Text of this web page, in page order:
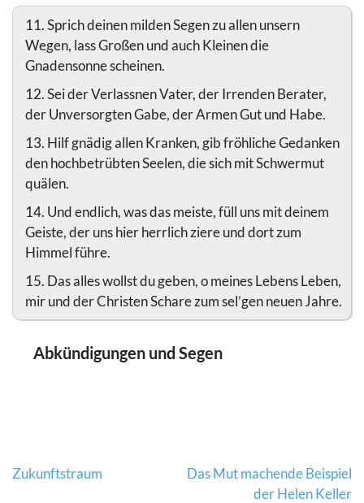
11. Sprich deinen milden Segen zu allen unsern
Wegen, lass Großen und auch Kleinen die
Gnadensonne scheinen.
12. Sei der Verlassnen Vater, der Irrenden Berater,
der Unversorgten Gabe, der Armen Gut und Habe.
13. Hilf gnädig allen Kranken, gib fröhliche Gedanken
den hochbetrübten Seelen, die sich mit Schwermut
quälen.
14. Und endlich, was das meiste, füll uns mit deinem
Geiste, der uns hier herrlich ziere und dort zum
Himmel führe.
15. Das alles wollst du geben, o meines Lebens Leben,
mir und der Christen Schare zum sel’gen neuen Jahre.
Abkündigungen und Segen
Beitragsnavigation
Zukunftstraum
Das Mut machende Beispiel
der Helen Keller